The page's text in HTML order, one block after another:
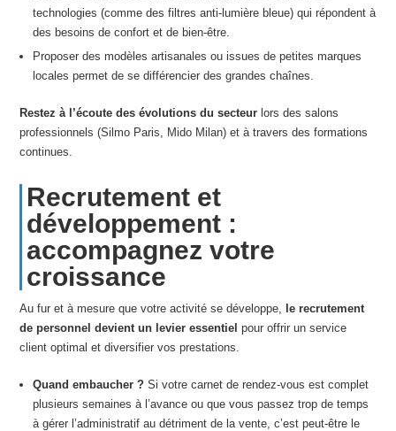
technologies (comme des filtres anti-lumière bleue) qui répondent à
des besoins de confort et de bien-être.
Proposer des modèles artisanales ou issues de petites marques
locales permet de se différencier des grandes chaînes.
Restez à l’écoute des évolutions du secteur lors des salons
professionnels (Silmo Paris, Mido Milan) et à travers des formations
continues.
Recrutement et
développement :
accompagnez votre
croissance
Au fur et à mesure que votre activité se développe, le recrutement
de personnel devient un levier essentiel pour offrir un service
client optimal et diversifier vos prestations.
Quand embaucher ? Si votre carnet de rendez-vous est complet
plusieurs semaines à l’avance ou que vous passez trop de temps
à gérer l’administratif au détriment de la vente, c’est peut-être le